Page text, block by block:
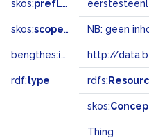
skos:prefLabel
skos:scopeNote
bengthes:inSet http://
rdf:type rdfs:
skos:
Thing